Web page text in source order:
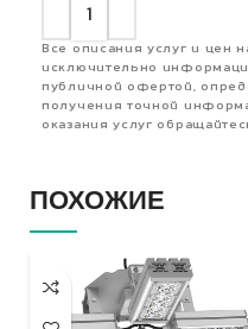
Все описания услуг и цен
исключительно
публичной офертой,
получения точной
оказания услуг
ПОХОЖИЕ